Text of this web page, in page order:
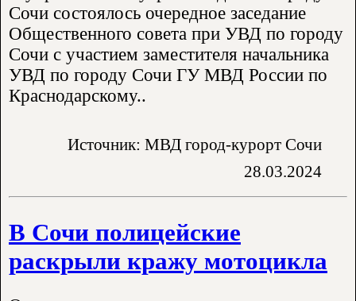
Сочи состоялось очередное заседание
Общественного совета при УВД по городу
Сочи с участием заместителя начальника
УВД по городу Сочи ГУ МВД России по
Краснодарскому..
Источник: МВД город-курорт Сочи
28.03.2024
В Сочи полицейские
раскрыли кражу мотоцикла